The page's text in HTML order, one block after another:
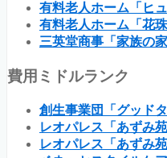
有料老人ホーム「ヒ
有料老人ホーム「花珠
三英堂商事「家族の家
費用ミドルランク
創生事業団「グッド
レオパレス「あずみ
レオパレス「あずみ